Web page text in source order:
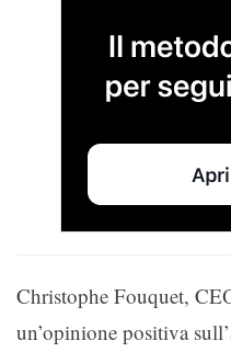
Christophe Fouquet,
un’opinione positiva